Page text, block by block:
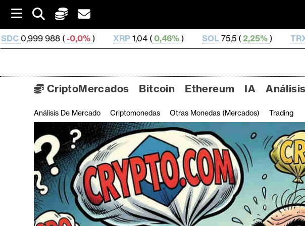
i
p
t
-0,0%) XRP1,04 (0,46%) SOL75,5 (2,25%) TRX0,328 605 (
C
i
p
t
o
M
e
CriptoMercados Bitcoin Ethereum IA Análisis
Análisis De Mercado Criptomonedas Otras Monedas (Mercados) Trading